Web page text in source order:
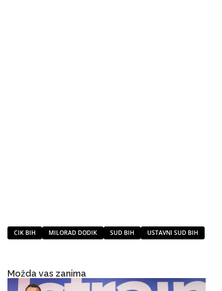
CIK BIH MILORAD DODIK SUD BIH USTAVNI SUD BIH
Možda vas zanima